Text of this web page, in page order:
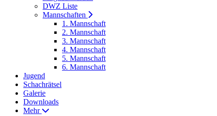
DWZ Liste
Mannschaften
1. Mannschaft
2. Mannschaft
3. Mannschaft
4. Mannschaft
5. Mannschaft
6. Mannschaft
Jugend
Schachrätsel
Galerie
Downloads
Mehr